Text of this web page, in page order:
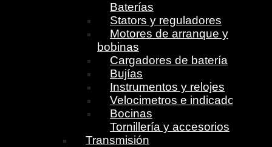
Baterías
Stators y reguladores
Motores de arranque y
bobinas
Cargadores de batería
Bujías
Instrumentos y relojes
Velocimetros e indicadores
Bocinas
Tornillería y accesorios
Transmisión